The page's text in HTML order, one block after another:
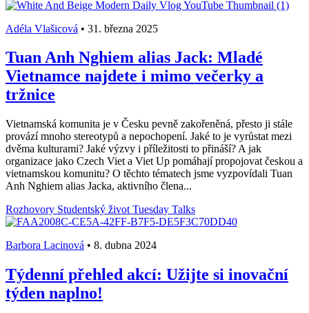
Adéla Vlašicová • 31. března 2025
Tuan Anh Nghiem alias Jack: Mladé
Vietnamce najdete i mimo večerky a
tržnice
Vietnamská komunita je v Česku pevně zakořeněná, přesto ji stále
provází mnoho stereotypů a nepochopení. Jaké to je vyrůstat mezi
dvěma kulturami? Jaké výzvy i příležitosti to přináší? A jak
organizace jako Czech Viet a Viet Up pomáhají propojovat českou a
vietnamskou komunitu? O těchto tématech jsme vyzpovídali Tuan
Anh Nghiem alias Jacka, aktivního člena...
Rozhovory Studentský život Tuesday Talks
Barbora Lacinová • 8. dubna 2024
Týdenní přehled akcí: Užijte si inovační
týden naplno!